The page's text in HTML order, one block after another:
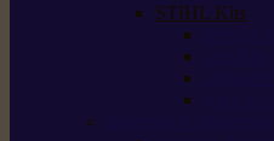
STIHL Kits